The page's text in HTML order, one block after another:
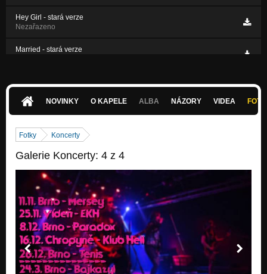
Hey Girl - stará verze
Nezařazeno
Married - stará verze
NOVINKY
O KAPELE ALBA NÁZORY VIDEA
Fotky Koncerty
Galerie Koncerty: 4 z 4